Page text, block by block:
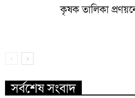
কৃষক তালিকা প্রণয়নে
সর্বশেষ সংবাদ